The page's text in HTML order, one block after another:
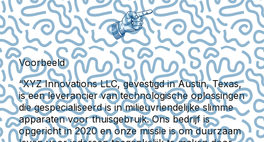
Voorbeeld
“XYZ Innovations LLC, gevestigd in Austin, Texas,
is een leverancier van technologische oplossingen
die gespecialiseerd is in milieuvriendelijke slimme
apparaten voor thuisgebruik. Ons bedrijf is
opgericht in 2020 en onze missie is om duurzaam